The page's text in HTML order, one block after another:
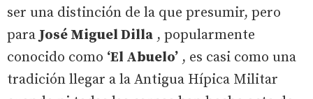
ser una distinción de la que presumir, pero
para José Miguel Dilla , popularmente
conocido como ‘El Abuelo’ , es casi como una
tradición llegar a la Antigua Hípica Militar